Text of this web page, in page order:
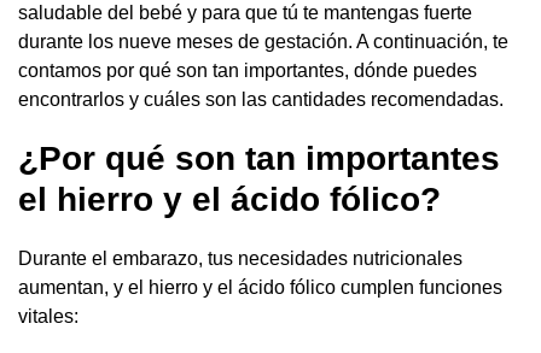
saludable del bebé y para que tú te mantengas fuerte
durante los nueve meses de gestación. A continuación, te
contamos por qué son tan importantes, dónde puedes
encontrarlos y cuáles son las cantidades recomendadas.
¿Por qué son tan importantes
el hierro y el ácido fólico?
Durante el embarazo, tus necesidades nutricionales
aumentan, y el hierro y el ácido fólico cumplen funciones
vitales: